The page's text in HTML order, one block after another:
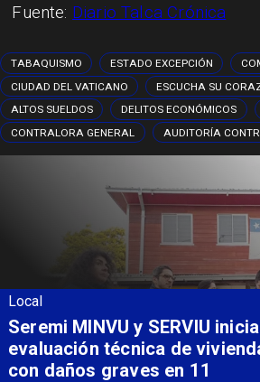
Fuente: Diario Talca Crónica
TABAQUISMO ESTADO EXCEPCIÓN
CIUDAD DEL VATICANO
ESCUCHA SU
ALTOS SUELDOS
DELITOS ECONÓMICOS
CONTRALORA GENERAL
AUDITORÍA
Local
Seremi MINVU y SERVIU
evaluación técnica de
con daños graves en 11